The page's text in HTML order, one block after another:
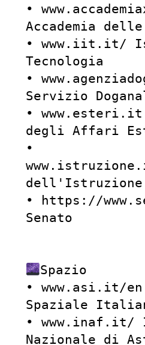
•
Accademia
• www.iit.it/
Tecnologia
•
Servizio
•
degli Affari
•
dell'Istruzione
• https://
Senato
Spazio
• www.asi.it/en
Spaziale
•
Nazionale di